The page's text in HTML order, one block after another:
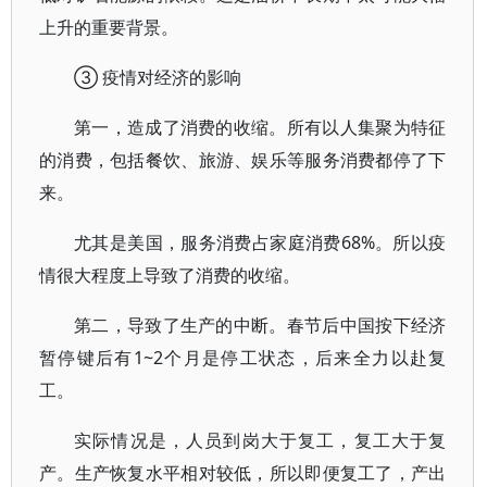
上升的重要背景。
③ 疫情对经济的影响
第一，造成了消费的收缩。所有以人集聚为特征
的消费，包括餐饮、旅游、娱乐等服务消费都停了下
来。
尤其是美国，服务消费占家庭消费68%。所以疫
情很大程度上导致了消费的收缩。
第二，导致了生产的中断。春节后中国按下经济
暂停键后有1~2个月是停工状态，后来全力以赴复
工。
实际情况是，人员到岗大于复工，复工大于复
产。生产恢复水平相对较低，所以即便复工了，产出